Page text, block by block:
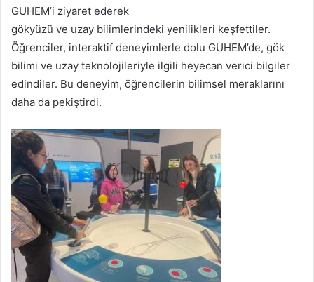
GUHEM’i ziyaret ederek
gökyüzü ve uzay bilimlerindeki yenilikleri keşfettiler.
Öğrenciler, interaktif deneyimlerle dolu GUHEM’de, gök
bilimi ve uzay teknolojileriyle ilgili heyecan verici bilgiler
edindiler. Bu deneyim, öğrencilerin bilimsel meraklarını
daha da pekiştirdi.